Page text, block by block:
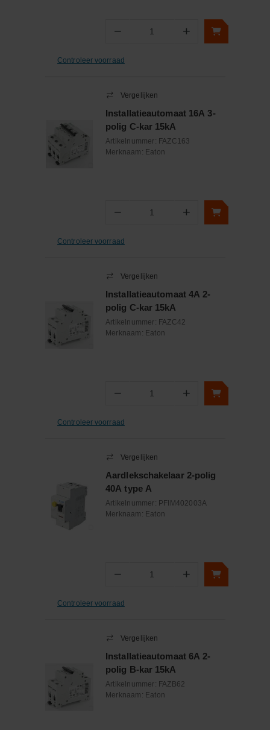
− Aantal +
Controleer voorraad
Vergelijken
Installatieautomaat 16A 3-
polig C-kar 15kA
Artikelnummer: FAZC163
Merknaam: Eaton
− Aantal +
Controleer voorraad
Vergelijken
Installatieautomaat 4A 2-
polig C-kar 15kA
Artikelnummer: FAZC42
Merknaam: Eaton
− Aantal +
Controleer voorraad
Vergelijken
Aardlekschakelaar 2-polig
40A type A
Artikelnummer: PFIM402003A
Merknaam: Eaton
− Aantal +
Controleer voorraad
Vergelijken
Installatieautomaat 6A 2-
polig B-kar 15kA
Artikelnummer: FAZB62
Merknaam: Eaton